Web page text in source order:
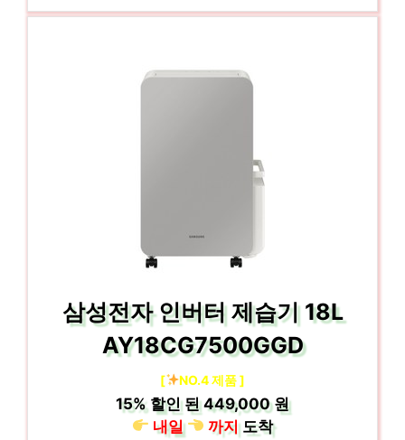
삼성전자 인버터 제습기 18L
AY18CG7500GGD
[ NO.4 제품 ]
15% 할인 된449,000 원
내일
까지도착